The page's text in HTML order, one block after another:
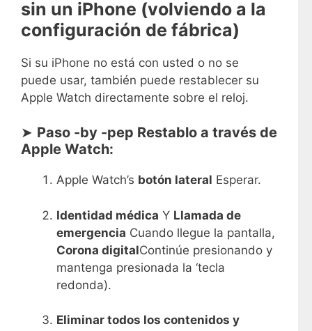
sin un iPhone (volviendo a la
configuración de fábrica)
Si su iPhone no está con usted o no se
puede usar, también puede restablecer su
Apple Watch directamente sobre el reloj.
➤ Paso -by -pep Restablo a través de
Apple Watch:
Apple Watch’s botón lateral Esperar.
Identidad médica Y Llamada de
emergencia Cuando llegue la pantalla,
Corona digitalContinúe presionando y
mantenga presionada la ‘tecla
redonda).
Eliminar todos los contenidos y